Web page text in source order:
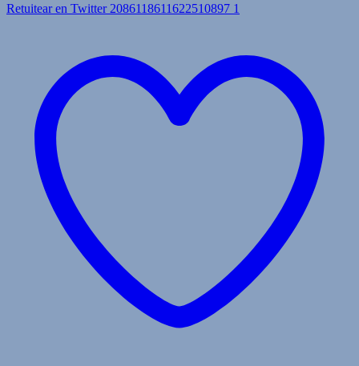
Retuitear en Twitter 2086118611622510897 1